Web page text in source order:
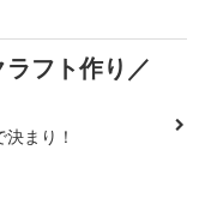
フト作り／
まり！